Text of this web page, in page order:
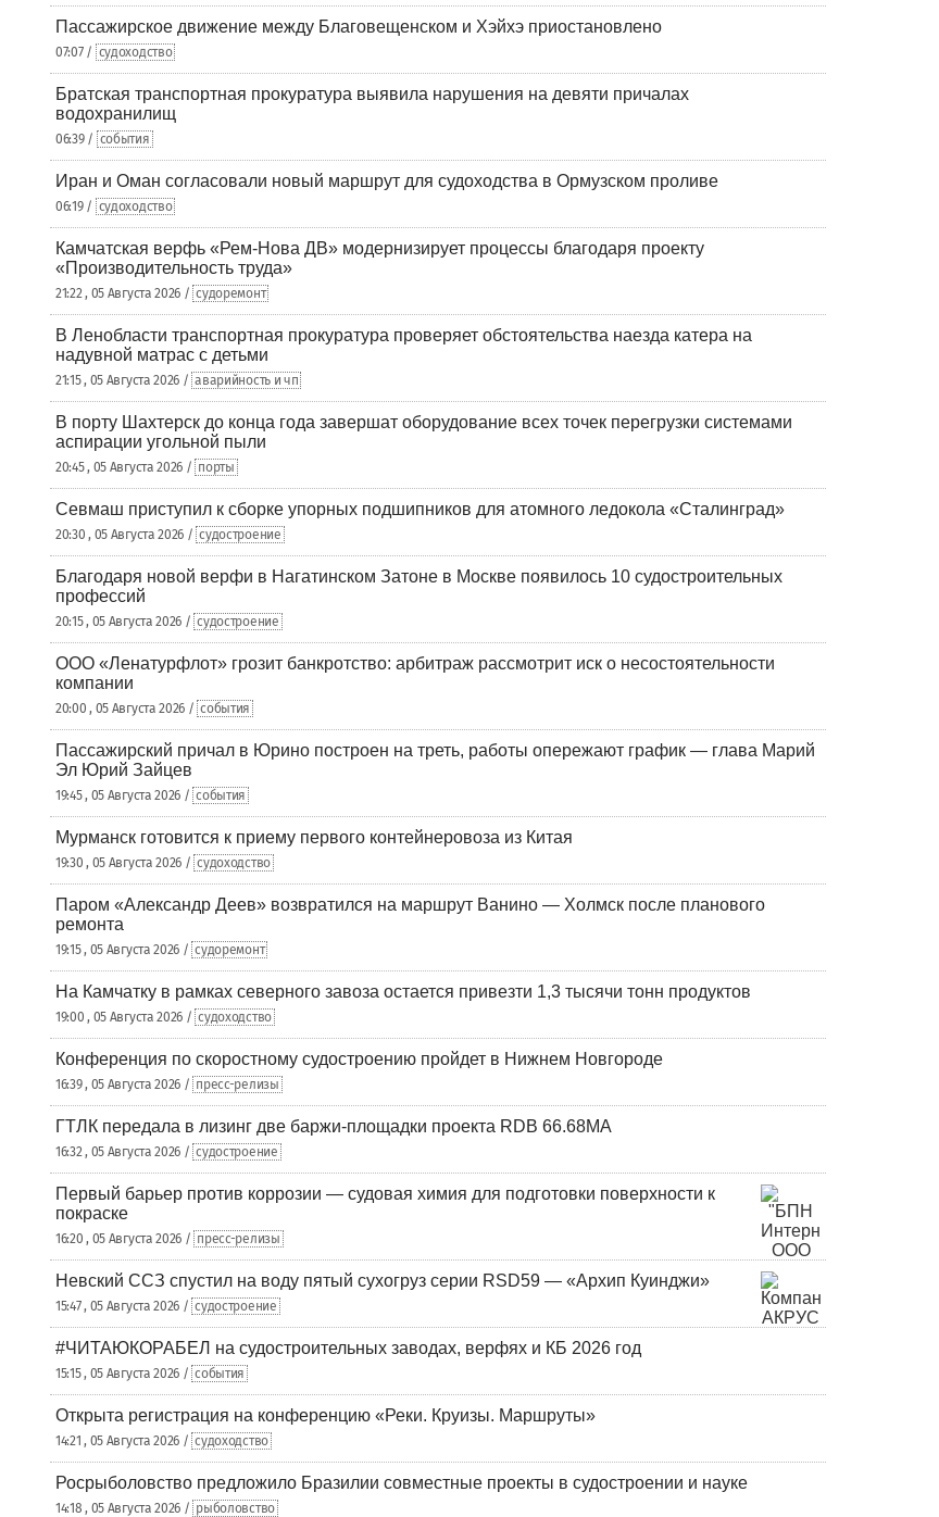
Пассажирское движение между Благовещенском и Хэйхэ приостановлено
07:07 / судоходство
Братская транспортная прокуратура выявила нарушения на девяти причалах
водохранилищ
06:39 / события
Иран и Оман согласовали новый маршрут для судоходства в Ормузском проливе
06:19 / судоходство
Камчатская верфь «Рем-Нова ДВ» модернизирует процессы благодаря проекту
«Производительность труда»
21:22 , 05 Августа 2026 / судоремонт
В Ленобласти транспортная прокуратура проверяет обстоятельства наезда катера на
надувной матрас с детьми
21:15 , 05 Августа 2026 / аварийность и чп
В порту Шахтерск до конца года завершат оборудование всех точек перегрузки системами
аспирации угольной пыли
20:45 , 05 Августа 2026 / порты
Севмаш приступил к сборке упорных подшипников для атомного ледокола «Сталинград»
20:30 , 05 Августа 2026 / судостроение
Благодаря новой верфи в Нагатинском Затоне в Москве появилось 10 судостроительных
профессий
20:15 , 05 Августа 2026 / судостроение
ООО «Ленатурфлот» грозит банкротство: арбитраж рассмотрит иск о несостоятельности
компании
20:00 , 05 Августа 2026 / события
Пассажирский причал в Юрино построен на треть, работы опережают график — глава Марий
Эл Юрий Зайцев
19:45 , 05 Августа 2026 / события
Мурманск готовится к приему первого контейнеровоза из Китая
19:30 , 05 Августа 2026 / судоходство
Паром «Александр Деев» возвратился на маршрут Ванино — Холмск после планового
ремонта
19:15 , 05 Августа 2026 / судоремонт
На Камчатку в рамках северного завоза остается привезти 1,3 тысячи тонн продуктов
19:00 , 05 Августа 2026 / судоходство
Конференция по скоростному судостроению пройдет в Нижнем Новгороде
16:39 , 05 Августа 2026 / пресс-релизы
ГТЛК передала в лизинг две баржи-площадки проекта RDB 66.68МА
16:32 , 05 Августа 2026 / судостроение
Первый барьер против коррозии — судовая химия для подготовки поверхности к
покраске
16:20 , 05 Августа 2026 / пресс-релизы
Невский ССЗ спустил на воду пятый сухогруз серии RSD59 — «Архип Куинджи»
15:47 , 05 Августа 2026 / судостроение
#ЧИТАЮКОРАБЕЛ на судостроительных заводах, верфях и КБ 2026 год
15:15 , 05 Августа 2026 / события
Открыта регистрация на конференцию «Реки. Круизы. Маршруты»
14:21 , 05 Августа 2026 / судоходство
Росрыболовство предложило Бразилии совместные проекты в судостроении и науке
14:18 , 05 Августа 2026 / рыболовство